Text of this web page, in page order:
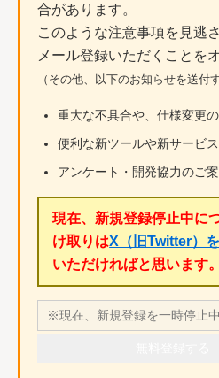
合があります。
このような注意事項を見逃
メール登録いただくことを
（その他、以下のお知らせを送付
重大な不具合や、仕様変更
便利な新ツールや新サービ
アンケート・開発協力のご
現在、新規登録停止中に
け取りはX（旧Twitter）
いただければと思います。